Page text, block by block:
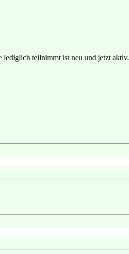
lediglich teilnimmt ist neu und jetzt aktiv.